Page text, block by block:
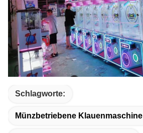
Schlagworte:
Münzbetriebene Klauenmaschine